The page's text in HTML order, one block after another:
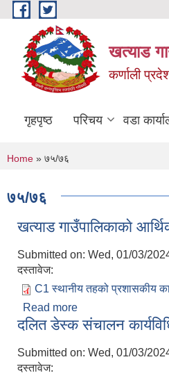
Skip to main content
खत्याड
कर्णाली
गृहपृष्ठ परिचय वडा
You are here
Home » ७५/७६
७५/७६
खत्याड गाउँपालिकाकाे
Submitted on: Wed, 01/03/
दस्तावेज:
C1 स्थानीय तहको प्रशासकीय
Read more
दलित डेस्क संचालन
Submitted on: Wed, 01/03/
दस्तावेज: